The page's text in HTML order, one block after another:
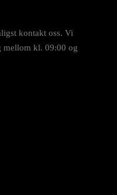
kontakt oss. Vi
mellom kl. 09:00 og